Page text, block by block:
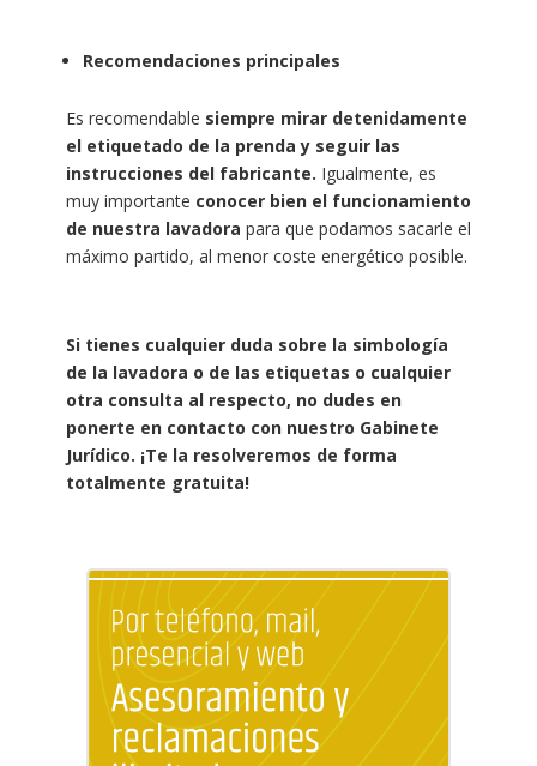
Recomendaciones principales
Es recomendable siempre mirar detenidamente
el etiquetado de la prenda y seguir las
instrucciones del fabricante. Igualmente, es
muy importante conocer bien el funcionamiento
de nuestra lavadora para que podamos sacarle el
máximo partido, al menor coste energético posible.
Si tienes cualquier duda sobre la simbología
de la lavadora o de las etiquetas o cualquier
otra consulta al respecto, no dudes en
ponerte en contacto con nuestro Gabinete
Jurídico. ¡Te la resolveremos de forma
totalmente gratuita!